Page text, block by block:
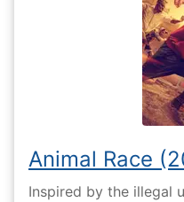
Animal Race
Inspired by the illegal